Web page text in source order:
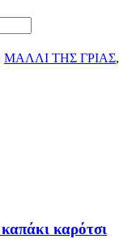
ΜΑΛΛΙ ΤΗΣ ΓΡΙΑΣ,
καρότσι